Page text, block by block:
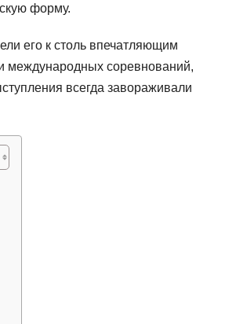
форму.
его к столь впечатляющим
международных соревнований,
всегда завораживали